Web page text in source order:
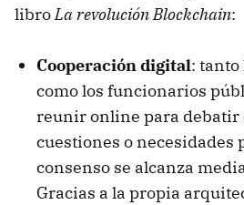
libroLa revolución Blockchain:
Cooperación digital: tanto
como los funcionarios
reunir online para debatir
cuestiones o necesidades
consenso se alcanza
Gracias a la propia